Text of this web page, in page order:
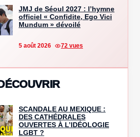
JMJ de Séoul 2027 : l’hymne
officiel « Confidite, Ego Vici
Mundum » dévoilé
5 août 2026 72 vues
SCANDALE AU MEXIQUE :
DES CATHÉDRALES
OUVERTES À L’IDÉOLOGIE
LGBT ?